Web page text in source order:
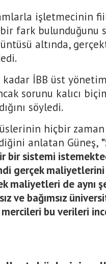
işletmecinin
fark bulunduğunu
altında,
kadar İBB üst
sorunu kalıcı
söyledi.
hiçbir
anlatan Güneş,
bir sistemi
gerçek
maliyetleri de aynı
ve bağımsız
bu verileri